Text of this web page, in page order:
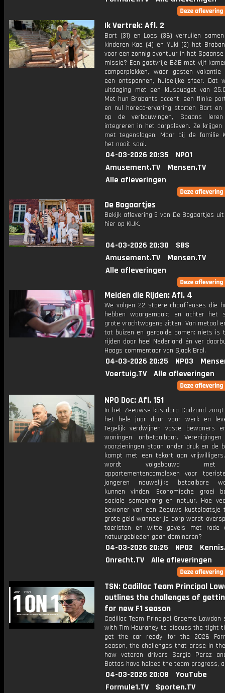
Ik Vertrek: Afl. 2
Bart (31) en Loes (36) verruilen
kinderen Kae (4) en Yuki (2) het
voor een zonnig avontuur in het Spaanse
missie? Een gastvrije B&B met vijf
camperplekken, waar gasten
een ontspannen, huiselijke sfeer. Dat
uitdaging met een klusbudget van
Met hun Brabants accent, een flinke
en nul horeca-ervaring storten Bart en
op de verbouwingen, Spaans
integreren in het dorpsleven. Ze krijgen
met tegenslagen. Maar bij de familie
het nooit saai.
04-03-2026 20:35
NPO1
Amusement.TV
Mensen.TV
Alle afleveringen
De Bogaartjes
Bekijk aflevering 5 van De Bogaartjes uit
hier op KIJK.
04-03-2026 20:30
SBS
Amusement.TV
Mensen.TV
Alle afleveringen
Meiden die Rijden: Afl. 4
We volgen 22 stoere chauffeuses die
hebben waargemaakt en achter het
grote vrachtwagens zitten. Van metaal
tot buizen en gerooide bomen: niets is
rijden door heel Nederland én ver
Haags commentaar van Sjaak Bral.
04-03-2026 20:25 NPO3
Voertuig.TV
Alle afleveringen
NPO Doc: Afl. 151
In het Zeeuwse kustdorp Cadzand
het hele jaar door voor werk en
Tegelijk verdwijnen vaste bewoners
woningen onbetaalbaar.
voorzieningen staan onder druk en de
kampt met een tekort aan
wordt volgebouwd
appartementencomplexen voor
jongeren nauwelijks betaalbare
kunnen vinden. Economische groei
sociale samenhang en natuur. Hoe
bewoner van een Zeeuws kustplaatsje
grote geld wanneer je dorp wordt
toeristen en witte gevels met rode
natuurgebieden gaan domineren?
04-03-2026 20:25 NPO2
Onrecht.TV
Alle afleveringen
TSN: Cadillac Team Principal
outlines the challenges of
for new F1 season
Cadillac Team Principal Graeme
with Tim Hauraney to discuss the tight
get the car ready for the 2026
season, the challenges that arose in
how veteran drivers Sergio Perez
Bottas have helped the team progress,
04-03-2026 20:08
YouTube
Formule1.TV
Sporten.TV